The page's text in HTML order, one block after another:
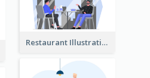
Restaurant Illustration